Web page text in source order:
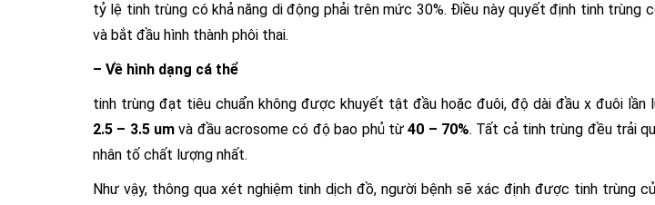
tỷ lệ tinh trùng có khả năng di động phải trên mức 30%. Điều này quyết định tinh trùng
và bắt đầu hình thành phôi thai.
– Về hình dạng cá thể
tinh trùng đạt tiêu chuẩn không được khuyết tật đầu hoặc đuôi, độ dài đầu x đuôi
2.5 – 3.5 um và đầu acrosome có độ bao phủ từ40 – 70%. Tất cả tinh trùng đều trải
nhân tố chất lượng nhất.
Như vậy, thông qua xét nghiệm tinh dịch đồ, người bệnh sẽ xác định được tinh trùng